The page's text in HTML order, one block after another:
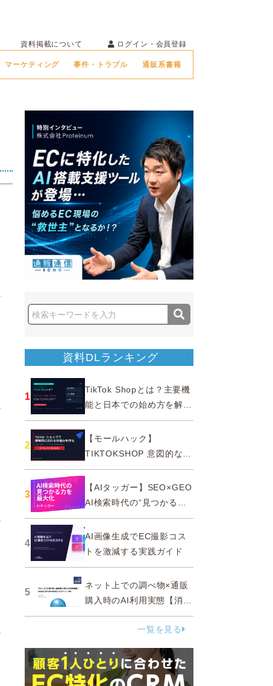
資料掲載について ログイン・会員登録
マーケティング 事件・トラブル 通販系書籍
資料DLランキング
1
TikTok Shopとは？主要機
能と日本での始め方を解説
｜公式認定パートナー
2
【モールハック】
TIKTOKSHOP 意図的なバ
ズを生む法則
3
【AIタッガー】SEO×GEO
AI検索時代の“見つかる
力”を最大化
4
AI画像生成でEC撮影コス
トを激減する実践ガイド
5
ネット上での調べ物×通販
購入時のAI利用実態【消費
者調査 2025】
一覧を見る